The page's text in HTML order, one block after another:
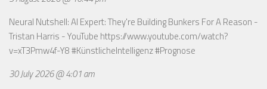
Neural Nutshell: AI Expert: They're Building Bunkers For A Reason -
Tristan Harris - YouTube https://www.youtube.com/watch?
v=xT3Pmw4f-Y8#KünstlicheIntelligenz #Prognose
30 July 2026 @ 4:01 am